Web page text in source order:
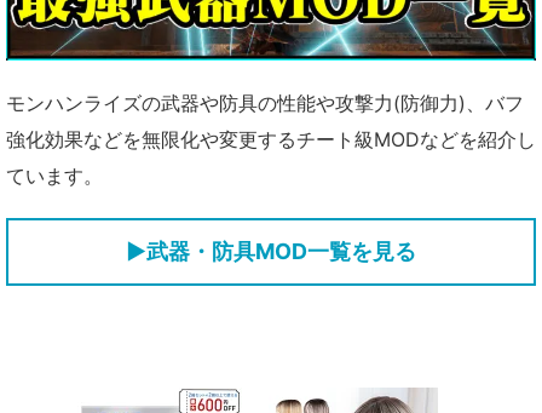
モンハンライズの武器や防具の性能や攻撃力(防御力)、バフ
強化効果などを無限化や変更するチート級MODなどを紹介し
ています。
▶武器・防具MOD一覧を見る